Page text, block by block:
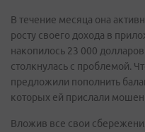
В течение месяца она
росту своего дохода в
накопилось 23 000
столкнулась с проблемой.
предложили пополнить
которых ей прислали
Вложив все свои